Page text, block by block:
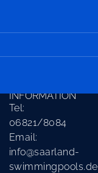
INFORMATION
Tel:
06821/8084
Email:
info@saarland-
swimmingpools.de